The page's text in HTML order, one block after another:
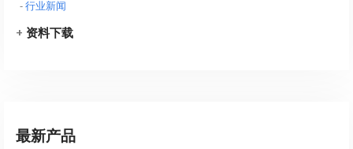
-行业新闻
+ 资料下载
最新产品